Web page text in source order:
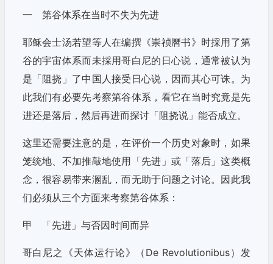
一 第谷体系在当时不失为先进
耶稣会士汤若望等人在编撰《崇祯曆书》时採用了第
谷的宇宙体系而未採用哥白尼的日心说，通常被认为
是「阻挠」了中国人接受日心说，因而其心可诛。为
此我们有必要先考察第谷体系，看它在当时究竟是先
进还是落后，然后再进而探讨「阻挠说」能否成立。
这里还需要注意的是，在评价一个历史对象时，如果
笼统地、不加推敲地使用「先进」或「落后」这类概
念，很容易带来溷乱，而无助于问题之讨论。因此我
们必须从三个方面来考察第谷体系：
甲 「先进」与否因时间而异
哥白尼之《天体运行论》（De Revolutionibus）发